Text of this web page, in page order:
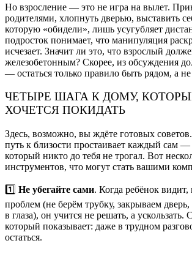
Но взросление — это не игра на вылет.
родителями, хлопнуть дверью, выставить
которую «обидели», лишь усугубляет
подросток понимает, что манипуляция
исчезает. Значит ли это, что взрослый
железобетонным? Скорее, из обсуждения
— остаться только правило быть рядом, а
ЧЕТЫРЕ ШАГА К ДОМУ,
ХОЧЕТСЯ ПОКИДАТЬ
Здесь, возможно, вы ждёте готовых
путь к близости простаивает каждый сам —
который никто до тебя не трогал. Вот
инструментов, что могут стать вашими
1️⃣ Не убегайте сами. Когда ребёнок
проблем (не берём трубку, закрываем
в глаза), он учится не решать, а ускользать.
который показывает: даже в трудном
остаться.